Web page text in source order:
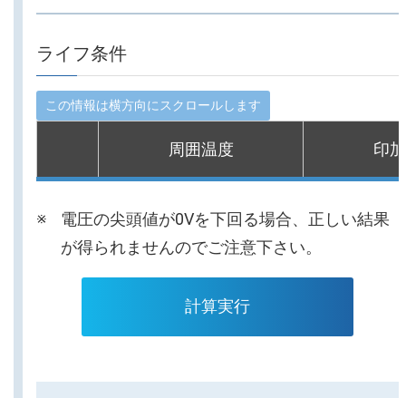
ライフ条件
周囲温度 印
電圧の尖頭値が0Vを下回る場合、正しい結果
が得られませんのでご注意下さい。
計算実行